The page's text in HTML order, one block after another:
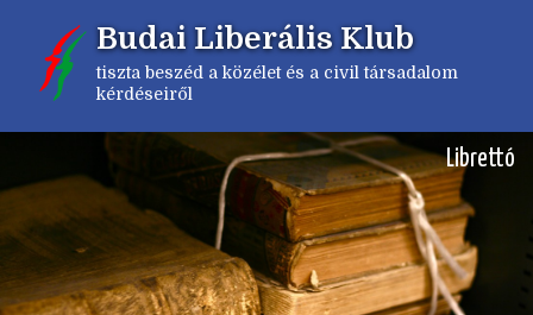
tartalomra
Budai Liberális Klub
tiszta beszéd a közélet és a civil társadalom
kérdéseiről
Librettó